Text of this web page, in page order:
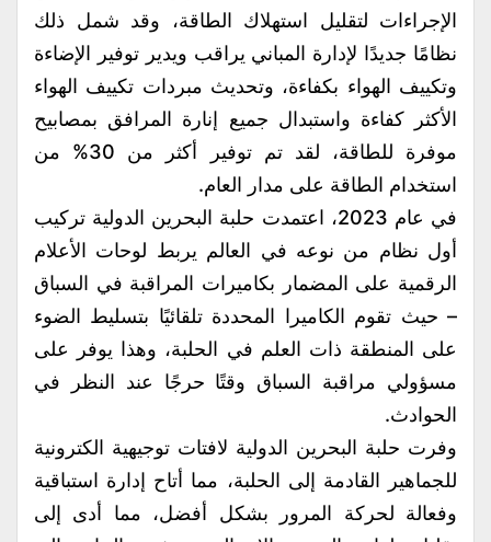
الإجراءات لتقليل استهلاك الطاقة، وقد شمل ذلك
نظامًا جديدًا لإدارة المباني يراقب ويدير توفير الإضاءة
وتكييف الهواء بكفاءة، وتحديث مبردات تكييف الهواء
الأكثر كفاءة واستبدال جميع إنارة المرافق بمصابيح
موفرة للطاقة، لقد تم توفير أكثر من 30% من
استخدام الطاقة على مدار العام.
في عام 2023، اعتمدت حلبة البحرين الدولية تركيب
أول نظام من نوعه في العالم يربط لوحات الأعلام
الرقمية على المضمار بكاميرات المراقبة في السباق
– حيث تقوم الكاميرا المحددة تلقائيًا بتسليط الضوء
على المنطقة ذات العلم في الحلبة، وهذا يوفر على
مسؤولي مراقبة السباق وقتًا حرجًا عند النظر في
الحوادث.
وفرت حلبة البحرين الدولية لافتات توجيهية الكترونية
للجماهير القادمة إلى الحلبة، مما أتاح إدارة استباقية
وفعالة لحركة المرور بشكل أفضل، مما أدى إلى